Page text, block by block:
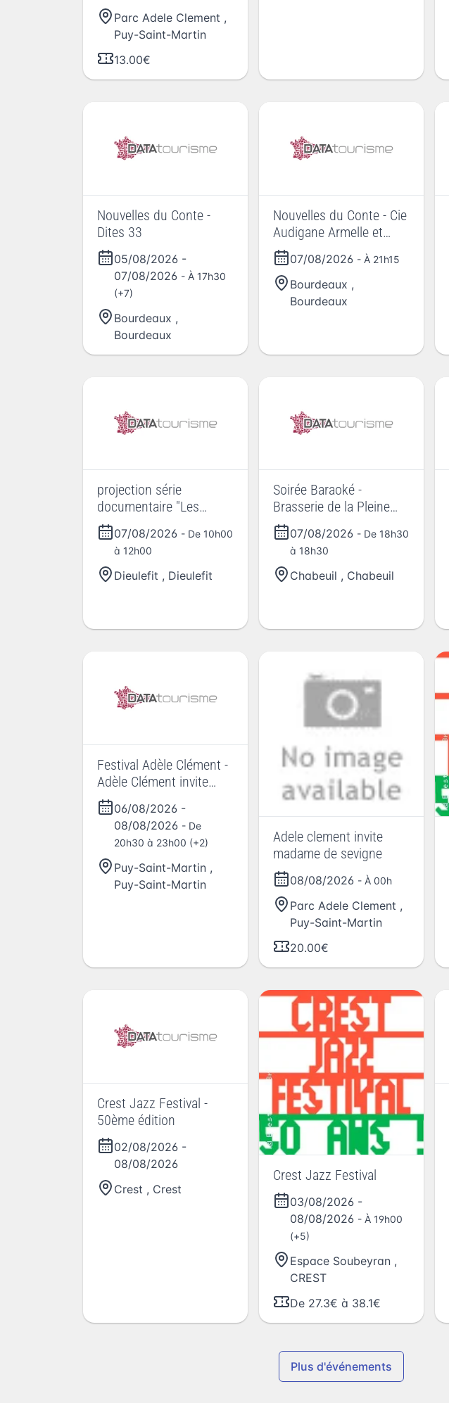
Parc Adele Clement ,
Puy-Saint-Martin
13.00€
Nouvelles du Conte -
Dites 33
05/08/2026 -
07/08/2026 - À 17h30
(+7)
Bourdeaux ,
Bourdeaux
Nouvelles du Conte - Cie
Audigane Armelle et
Peppo : Sur les chemins
de l'histoire
07/08/2026 - À 21h15
Bourdeaux ,
Bourdeaux
projection série
documentaire "Les
corps électriques"
07/08/2026 - De 10h00
à 12h00
Dieulefit , Dieulefit
Soirée Baraoké -
Brasserie de la Pleine
Lune
07/08/2026 - De 18h30
à 18h30
Chabeuil , Chabeuil
Festival Adèle Clément -
Adèle Clément invite
Madame de Sévigné
06/08/2026 -
08/08/2026 - De
20h30 à 23h00 (+2)
Puy-Saint-Martin ,
Puy-Saint-Martin
Adele clement invite
madame de sevigne
08/08/2026 - À 00h
Parc Adele Clement ,
Puy-Saint-Martin
20.00€
Crest Jazz Festival -
50ème édition
02/08/2026 -
08/08/2026
Crest , Crest
Crest Jazz Festival
03/08/2026 -
08/08/2026 - À 19h00
(+5)
Espace Soubeyran ,
CREST
De 27.3€ à 38.1€
Plus d'événements